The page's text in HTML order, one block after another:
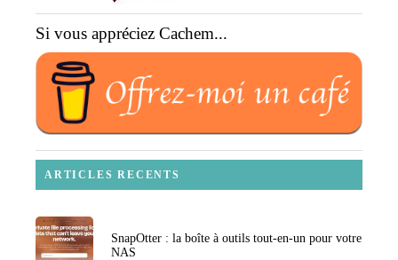
Si vous appréciez Cachem...
ARTICLES RECENTS
SnapOtter : la boîte à outils tout-en-un pour votre
NAS